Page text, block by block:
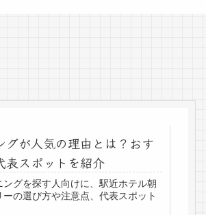
グが人気の理由とは？おす
表スポットを紹介
グを探す人向けに、駅近ホテル朝
の選び方や注意点、代表スポット